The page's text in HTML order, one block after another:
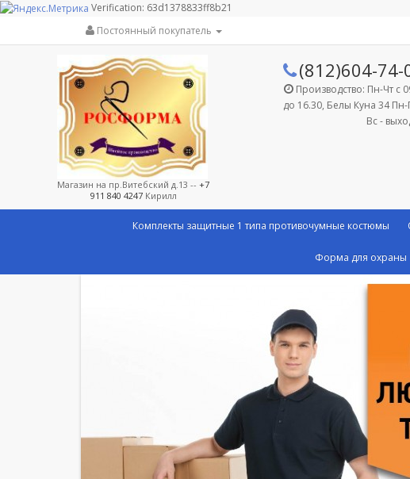
Verification: 63d1378833ff8b21
Постоянный покупатель
Магазин на пр.Витебский д.13 -- +7
911 840 4247Кирилл
(812)604-74-
Производство: Пн-Чт с
до 16.30, Белы Куна 34
Вс -
Комплекты защитные 1 типа противочумные костюмы
Форма для охраны